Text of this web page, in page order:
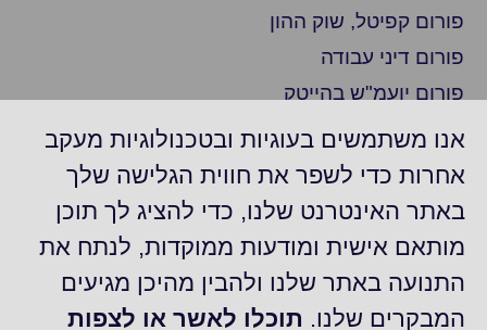
פורום קפיטל, שוק ההון
פורום דיני עבודה
פורום יועמ"ש בהייטק
פורום ציות
פורום ביומד ופארמה
פורום יועמ"ש בצפון
פורום חברות דואליות/נסחרות בניו יורק
פורום משפט מסחרי
קבוצת "עדכונים משפטיים"
אנו משתמשים בעוגיות ובטכנולוגיות מעקב
אחרות כדי לשפר את חווית הגלישה שלך
באתר האינטרנט שלנו, כדי להציג לך תוכן
מותאם אישית ומודעות ממוקדות, לנתח את
התנועה באתר שלנו ולהבין מהיכן מגיעים
המבקרים שלנו. תוכלו לאשר או לצפות